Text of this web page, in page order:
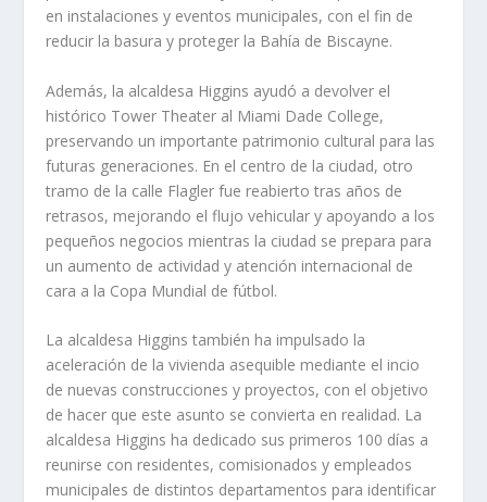
en instalaciones y eventos municipales, con el fin de
reducir la basura y proteger la Bahía de Biscayne.
Además, la alcaldesa Higgins ayudó a devolver el
histórico Tower Theater al Miami Dade College,
preservando un importante patrimonio cultural para las
futuras generaciones. En el centro de la ciudad, otro
tramo de la calle Flagler fue reabierto tras años de
retrasos, mejorando el flujo vehicular y apoyando a los
pequeños negocios mientras la ciudad se prepara para
un aumento de actividad y atención internacional de
cara a la Copa Mundial de fútbol.
La alcaldesa Higgins también ha impulsado la
aceleración de la vivienda asequible mediante el incio
de nuevas construcciones y proyectos, con el objetivo
de hacer que este asunto se convierta en realidad. La
alcaldesa Higgins ha dedicado sus primeros 100 días a
reunirse con residentes, comisionados y empleados
municipales de distintos departamentos para identificar